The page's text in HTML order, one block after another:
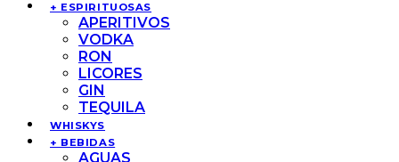
+ ESPIRITUOSAS
APERITIVOS
VODKA
RON
LICORES
GIN
TEQUILA
WHISKYS
+ BEBIDAS
AGUAS